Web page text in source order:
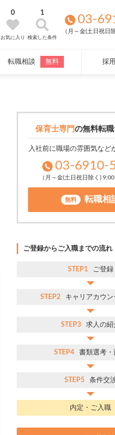
0
お気に入り
1
検索した条件
03-
（月～金(土日祝日
転職相談 無料 採
保育士専門の無料転
入社前に職場の雰囲気など
03-6910-
（月～金(土日祝日除く) 9:00
無料 転職相
ご登録からご入職までの流れ
STEP1 ご登録
STEP2 キャリアカウン
STEP3 求人の紹
STEP4 書類選考・
STEP5 条件交
内定・ご入職